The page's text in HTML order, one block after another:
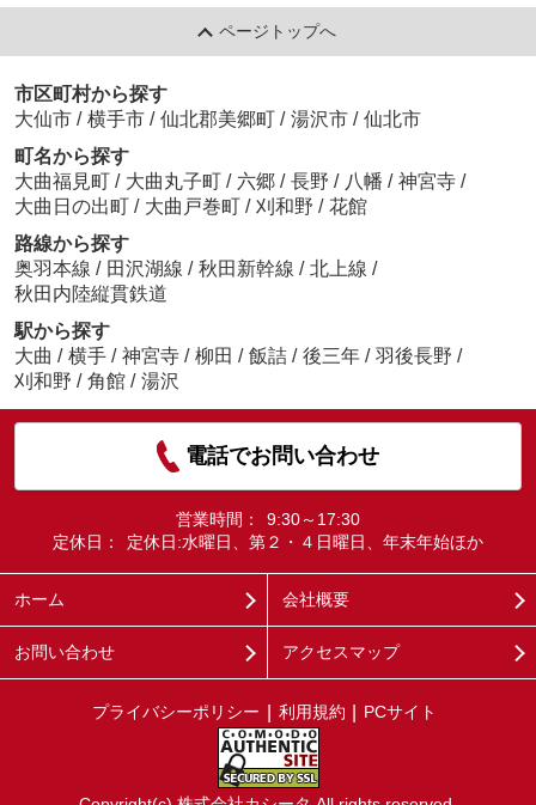
ページトップへ
市区町村から探す
大仙市 / 横手市 / 仙北郡美郷町 / 湯沢市 / 仙北市
町名から探す
大曲福見町 / 大曲丸子町 / 六郷 / 長野 / 八幡 / 神宮寺 /
大曲日の出町 / 大曲戸巻町 / 刈和野 / 花館
路線から探す
奥羽本線 / 田沢湖線 / 秋田新幹線 / 北上線 /
秋田内陸縦貫鉄道
駅から探す
大曲 / 横手 / 神宮寺 / 柳田 / 飯詰 / 後三年 / 羽後長野 /
刈和野 / 角館 / 湯沢
電話でお問い合わせ
営業時間：
9:30～17:30
定休日：
定休日:水曜日、第２・４日曜日、年末年始ほか
ホーム 会社概要
お問い合わせ アクセスマップ
プライバシーポリシー 利用規約 PCサイト